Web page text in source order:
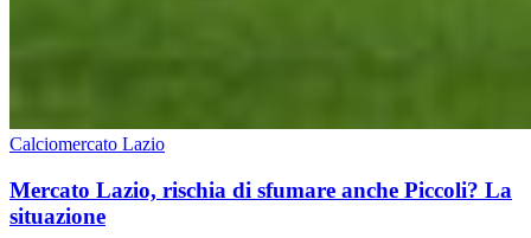
Calciomercato Lazio
Mercato Lazio, rischia di sfumare anche Piccoli? La
situazione